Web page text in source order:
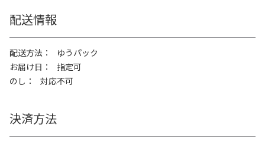
配送情報
配送方法
ゆうパック
お届け日
指定可
のし
対応不可
決済方法